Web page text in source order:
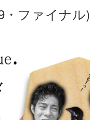
・ファイナル)